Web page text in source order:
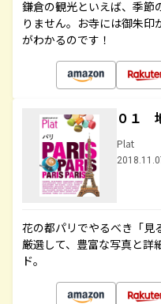
鎌倉の観光といえば、季節
りません。お寺には御朱印
がわかるのです！
０１
Plat
花の都パリでやるべき「見
厳選して、豊富な写真と詳
ド。